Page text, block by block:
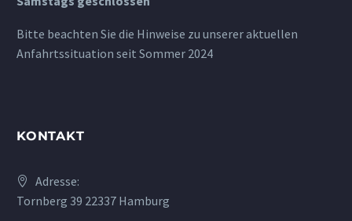
Bitte beachten Sie die Hinweise zu unserer aktuellen
Anfahrtssituation seit Sommer 2024
KONTAKT
Adresse:
Tornberg 39 22337 Hamburg